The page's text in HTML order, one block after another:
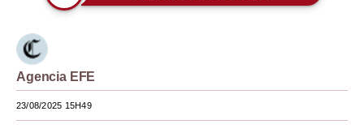
Moda
Estilos
Mundo
EEUU
Agencia EFE
23/08/2025 15H49